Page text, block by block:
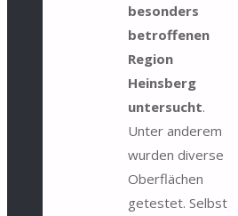
besonders
betroffenen
Region
Heinsberg
untersucht.
Unter anderem
wurden diverse
Oberflächen
getestet. Selbst